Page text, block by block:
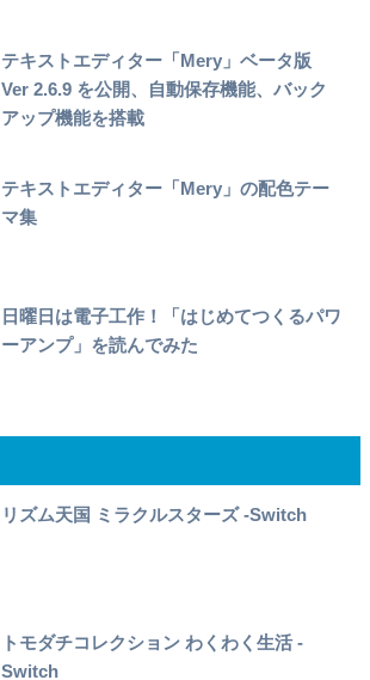
テキストエディター「Mery」ベータ版
Ver 2.6.9 を公開、自動保存機能、バック
アップ機能を搭載
テキストエディター「Mery」の配色テー
マ集
日曜日は電子工作！「はじめてつくるパワ
ーアンプ」を読んでみた
リズム天国 ミラクルスターズ -Switch
トモダチコレクション わくわく生活 -
Switch